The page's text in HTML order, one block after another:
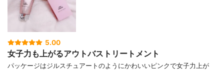
5.00
女子力も上がるアウトバストリートメント
パッケージはジルスチュアートのようにかわいいピンクで女子力上が